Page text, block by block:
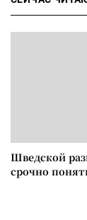
Шведской
срочно